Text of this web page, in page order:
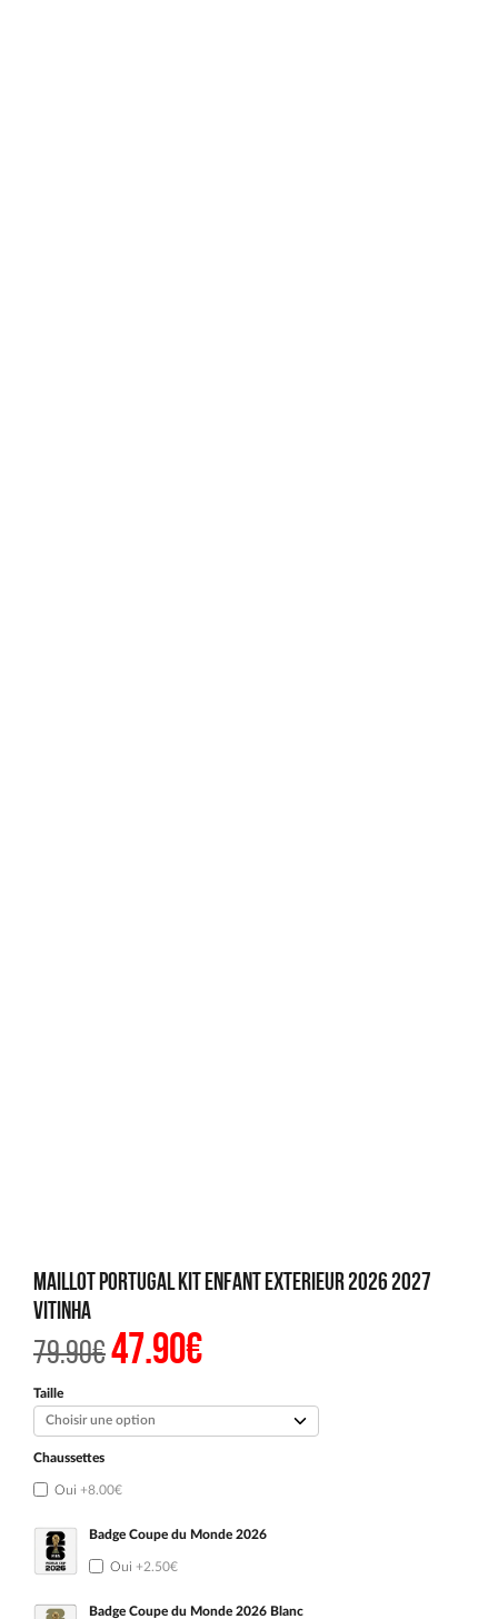
Maillot Portugal Kit Enfant Exterieur 2026 2027
Vitinha
79.90€Le
prix
était :
79.90€.
47.90€Le
prix
est :
47.90€.
Taille
Chaussettes
Oui +8.00€
Badge Coupe du Monde 2026
Oui +2.50€
Badge Coupe du Monde 2026 Blanc